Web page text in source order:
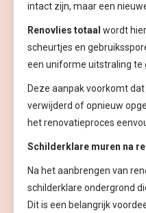
intact zijn, maar een
Renovlies totaal wordt
scheurtjes en
een uniforme uitstraling te
Deze aanpak voorkomt
verwijderd of opnieuw
het renovatieproces
Schilderklare muren na
Na het aanbrengen van
schilderklare ondergrond
Dit is een belangrijk